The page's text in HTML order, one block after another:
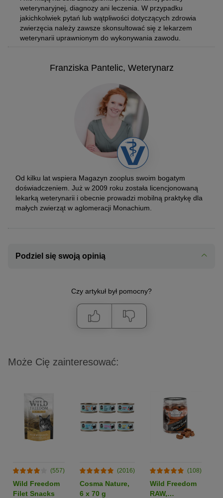
weterynaryjnej, diagnozy ani leczenia. W przypadku
jakichkolwiek pytań lub wątpliwości dotyczących zdrowia
zwierzęcia należy zawsze skonsultować się z lekarzem
weterynarii uprawnionym do wykonywania zawodu.
Franziska Pantelic, Weterynarz
Od kilku lat wspiera Magazyn zooplus swoim bogatym
doświadczeniem. Już w 2009 roku została licencjonowaną
lekarką weterynarii i obecnie prowadzi mobilną praktykę dla
małych zwierząt w aglomeracji Monachium.
Podziel się swoją opinią
Czy artykuł był pomocny?
Może Cię zainteresować:
(557)
Wild Freedom
Filet Snacks
(2016)
Cosma Nature,
6 x 70 g
(108)
Wild Freedom
RAW,